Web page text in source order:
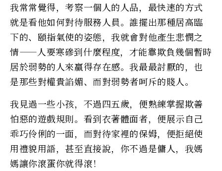
我常常覺得，考察一個人的人品，最快速的方式
就是看他如何對待服務人員。誰擺出那種居高臨
下的、頤指氣使的姿態，我就會對他產生悲憫之
情——人要寒磣到什麼程度，才能靠欺負幾個暫時
居於弱勢的人來贏得存在感。我最最討厭的，也
是那些對權貴諂媚、而對弱勢者呵斥的賤人。
我見過一些小孩，不過四五歲，便熟練掌握欺善
怕惡的遊戲規則。看到衣著體面者，便展示自己
乖巧伶俐的一面，而對待家裡的保姆，便拒絕使
用禮貌用語，甚至直接說，你不過是傭人，我媽
媽讓你滾蛋你就得滾！